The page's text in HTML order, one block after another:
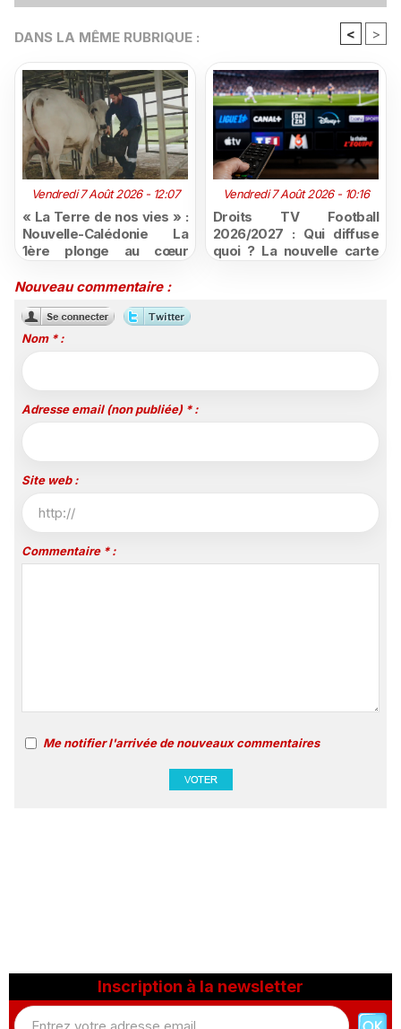
DANS LA MÊME RUBRIQUE : < >
Vendredi 7 Août 2026 - 12:07
« La Terre de nos vies » :
Nouvelle-Calédonie La
1ère plonge au cœur
mutation
Vendredi 7 Août 2026 - 10:16
Droits TV Football
2026/2027 : Qui diffuse
quoi ? La nouvelle carte
Nouveau commentaire :
Nom * :
Adresse email (non publiée) * :
Site web :
Commentaire * :
Me notifier l'arrivée de nouveaux commentaires
Inscription à la newsletter